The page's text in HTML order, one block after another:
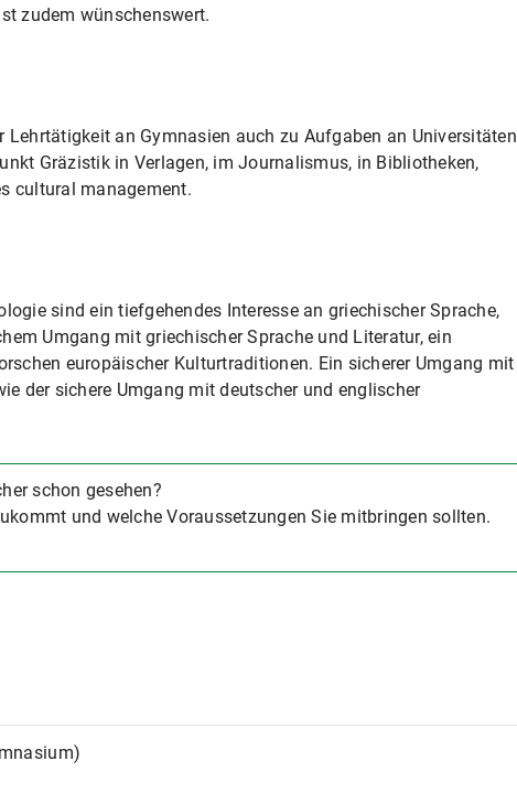
zudem wünschenswert.
an Gymnasien auch zu Aufgaben an Universitäten
Gräzistik in Verlagen, im Journalismus, in Bibliotheken,
cultural management.
sind ein tiefgehendes Interesse an griechischer Sprache,
Umgang mit griechischer Sprache und Literatur, ein
europäischer Kulturtraditionen. Ein sicherer Umgang mit
der sichere Umgang mit deutscher und englischer
schon gesehen?
und welche Voraussetzungen Sie mitbringen sollten.